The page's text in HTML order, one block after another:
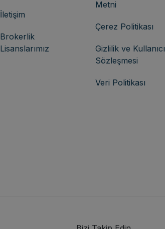
İletişim
Brokerlik
Lisanslarımız
Metni
Çerez Politikası
Gizlilik ve Kullanıcı
Sözleşmesi
Veri Politikası